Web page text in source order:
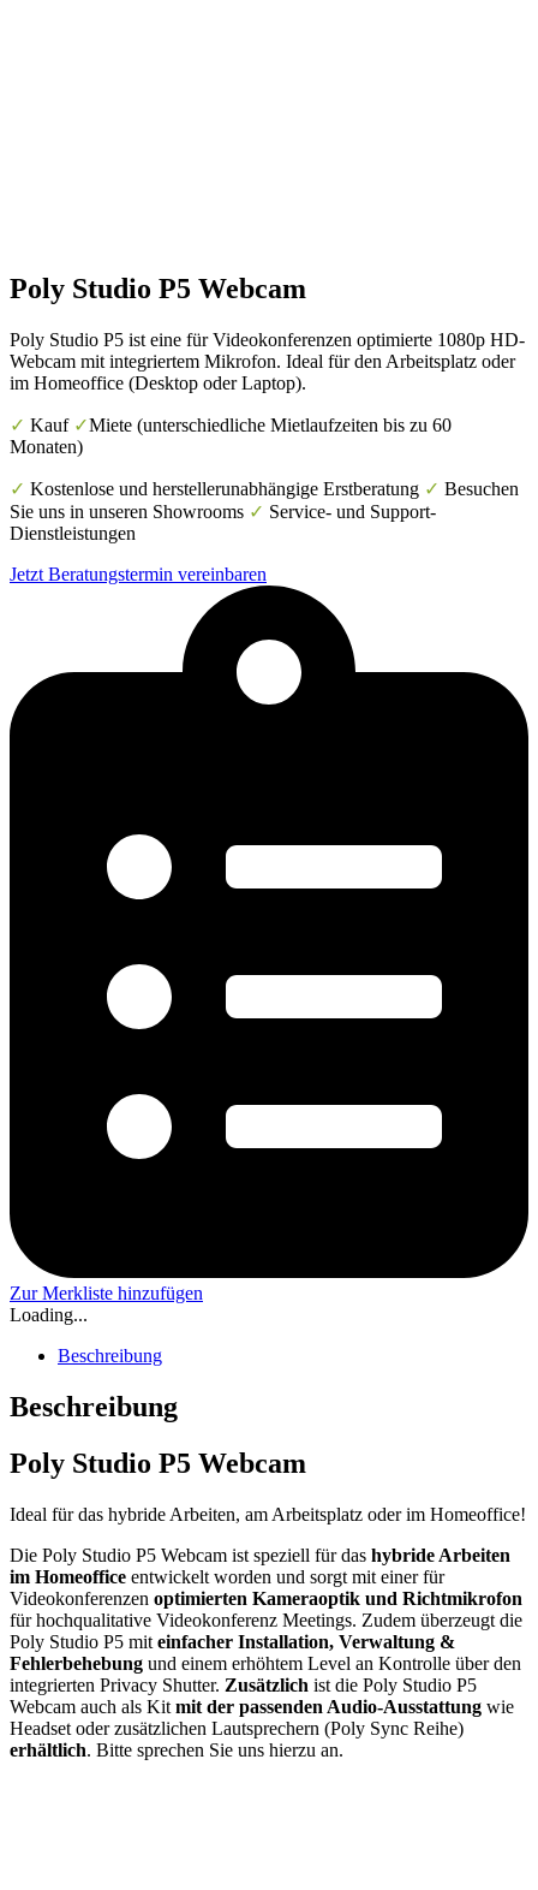
Poly Studio P5 Webcam
Poly Studio P5 ist eine für Videokonferenzen optimierte 1080p HD-
Webcam mit integriertem Mikrofon. Ideal für den Arbeitsplatz oder
im Homeoffice (Desktop oder Laptop).
✓ Kauf ✓Miete (unterschiedliche Mietlaufzeiten bis zu 60
Monaten)
✓ Kostenlose und herstellerunabhängige Erstberatung ✓ Besuchen
Sie uns in unseren Showrooms ✓ Service- und Support-
Dienstleistungen
Jetzt Beratungstermin vereinbaren
Zur Merkliste hinzufügen
Loading...
Beschreibung
Beschreibung
Poly Studio P5 Webcam
Ideal für das hybride Arbeiten, am Arbeitsplatz oder im Homeoffice!
Die Poly Studio P5 Webcam ist speziell für das hybride Arbeiten
im Homeoffice entwickelt worden und sorgt mit einer für
Videokonferenzen optimierten Kameraoptik und Richtmikrofon
für hochqualitative Videokonferenz Meetings. Zudem überzeugt die
Poly Studio P5 mit einfacher Installation, Verwaltung &
Fehlerbehebung und einem erhöhtem Level an Kontrolle über den
integrierten Privacy Shutter. Zusätzlich ist die Poly Studio P5
Webcam auch als Kit mit der passenden Audio-Ausstattung wie
Headset oder zusätzlichen Lautsprechern (Poly Sync Reihe)
erhältlich. Bitte sprechen Sie uns hierzu an.